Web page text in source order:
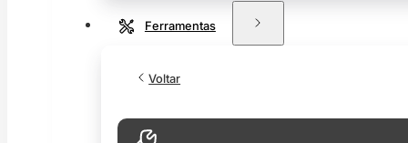
Ferramentas
Voltar